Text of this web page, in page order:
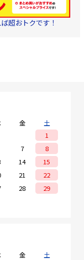
詳細な取扱い説明
語表記となります
超おトクです！
金
土
1
7
8
14
15
21
22
28
29
金
土